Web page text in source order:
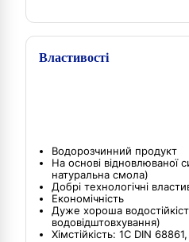
Властивості
Водорозчинний продукт
На основі відновлюваної
натуральна смола)
Добрі технологічні
Економічність
Дуже хороша
водовідштовхування)
Хімстійкість: 1С DIN